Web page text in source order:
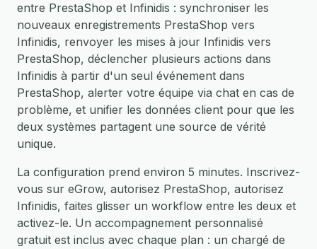
entre PrestaShop et Infinidis : synchroniser les
nouveaux enregistrements PrestaShop vers
Infinidis, renvoyer les mises à jour Infinidis vers
PrestaShop, déclencher plusieurs actions dans
Infinidis à partir d'un seul événement dans
PrestaShop, alerter votre équipe via chat en cas de
problème, et unifier les données client pour que les
deux systèmes partagent une source de vérité
unique.
La configuration prend environ 5 minutes. Inscrivez-
vous sur eGrow, autorisez PrestaShop, autorisez
Infinidis, faites glisser un workflow entre les deux et
activez-le. Un accompagnement personnalisé
gratuit est inclus avec chaque plan : un chargé de